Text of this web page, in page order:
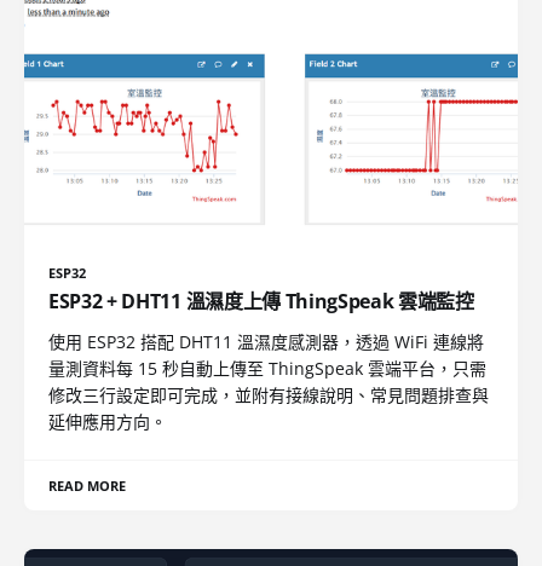
ESP32
ESP32 + DHT11 溫濕度上傳 ThingSpeak 雲端監控
使用 ESP32 搭配 DHT11 溫濕度感測器，透過 WiFi 連線將
量測資料每 15 秒自動上傳至 ThingSpeak 雲端平台，只需
修改三行設定即可完成，並附有接線說明、常見問題排查與
延伸應用方向。
READ MORE